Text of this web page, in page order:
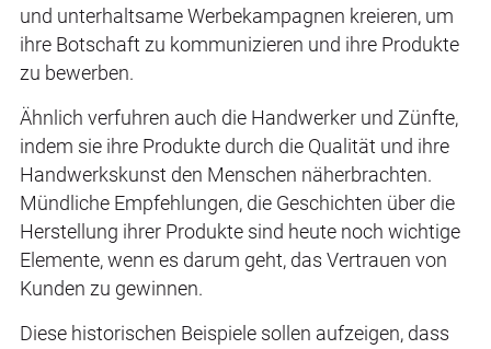
und unterhaltsame Werbekampagnen kreieren, um
ihre Botschaft zu kommunizieren und ihre Produkte
zu bewerben.
Ähnlich verfuhren auch die Handwerker und Zünfte,
indem sie ihre Produkte durch die Qualität und ihre
Handwerkskunst den Menschen näherbrachten.
Mündliche Empfehlungen, die Geschichten über die
Herstellung ihrer Produkte sind heute noch wichtige
Elemente, wenn es darum geht, das Vertrauen von
Kunden zu gewinnen.
Diese historischen Beispiele sollen aufzeigen, dass